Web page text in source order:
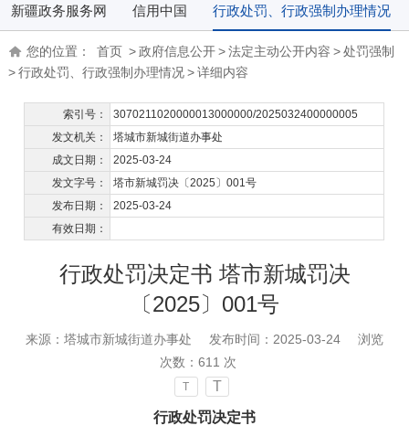
新疆政务服务网 信用中国 行政处罚、行政强制办理情况
您的位置： 首页 >政府信息公开>法定主动公开内容 >处罚强制
>行政处罚、行政强制办理情况>详细内容
索引号：
3070211020000013000000/2025032400000005
发文机关：
塔城市新城街道办事处
成文日期：
2025-03-24
发文字号：
​塔市新城罚决〔2025〕001号
发布日期：
2025-03-24
有效日期：
行政处罚决定书 ​塔市新城罚决
〔2025〕001号
来源：塔城市新城街道办事处 发布时间：2025-03-24
浏览
次数： 611 次
T
T
行政处罚决定书